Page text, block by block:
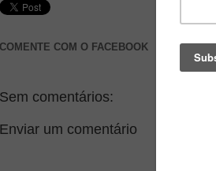
COMENTE COM O FACEBOOK
Sem comentários:
Enviar um comentário